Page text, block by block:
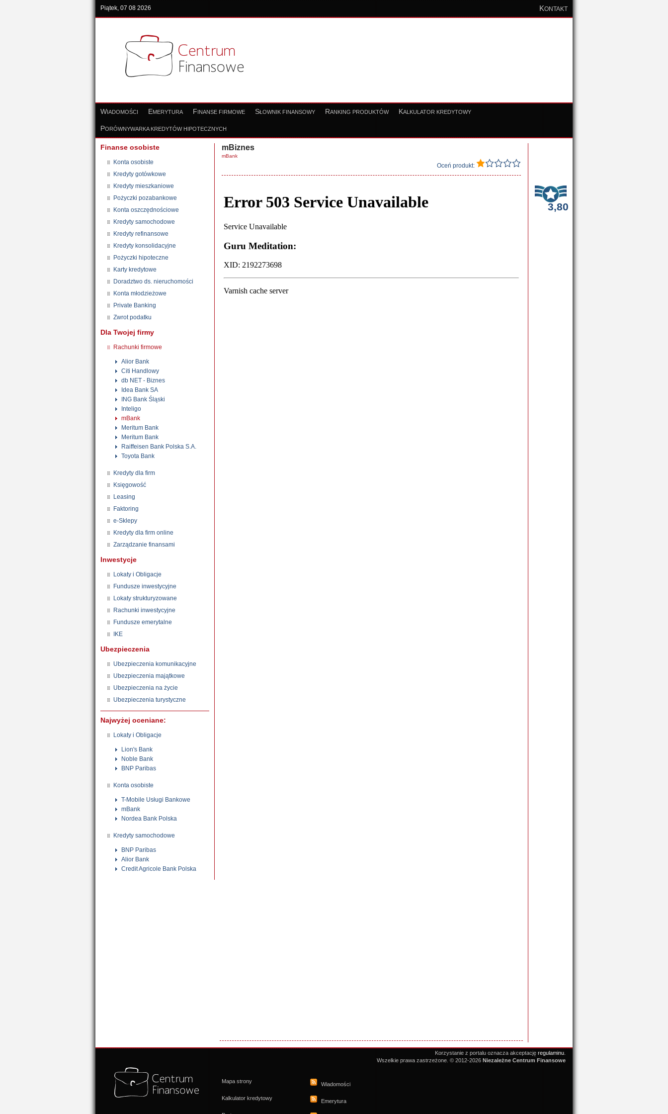
Piątek, 07 08 2026 KONTAKT
WIADOMOŚCI EMERYTURA FINANSE FIRMOWE SŁOWNIK FINANSOWY RANKING PRODUKTÓW KALKULATOR KREDYTOWY
PORÓWNYWARKA KREDYTÓW HIPOTECZNYCH
Finanse osobiste
Konta osobiste
Kredyty gotówkowe
Kredyty mieszkaniowe
Pożyczki pozabankowe
Konta oszczędnościowe
Kredyty samochodowe
Kredyty refinansowe
Kredyty konsolidacyjne
Pożyczki hipoteczne
Karty kredytowe
Doradztwo ds. nieruchomości
Konta młodzieżowe
Private Banking
Zwrot podatku
Dla Twojej firmy
Rachunki firmowe
Alior Bank
Citi Handlowy
db NET - Biznes
Idea Bank SA
ING Bank Śląski
Inteligo
mBank
Meritum Bank
Meritum Bank
Raiffeisen Bank Polska S.A.
Toyota Bank
Kredyty dla firm
Księgowość
Leasing
Faktoring
e-Sklepy
Kredyty dla firm online
Zarządzanie finansami
Inwestycje
Lokaty i Obligacje
Fundusze inwestycyjne
Lokaty strukturyzowane
Rachunki inwestycyjne
Fundusze emerytalne
IKE
Ubezpieczenia
Ubezpieczenia komunikacyjne
Ubezpieczenia majątkowe
Ubezpieczenia na życie
Ubezpieczenia turystyczne
Najwyżej oceniane:
Lokaty i Obligacje
Lion's Bank
Noble Bank
BNP Paribas
Konta osobiste
T-Mobile Usługi Bankowe
mBank
Nordea Bank Polska
Kredyty samochodowe
BNP Paribas
Alior Bank
Credit Agricole Bank Polska
mBiznes
mBank
Oceń produkt:
3,80
Korzystanie z portalu oznacza akceptacjęregulaminu.
Wszelkie prawa zastrzeżone. © 2012-2026Niezależne Centrum Finansowe
Mapa strony
Kalkulator kredytowy
Wiadomości
Emerytura